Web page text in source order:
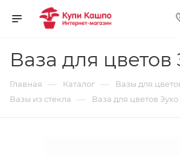
Ваза для цветов
Главная — Каталог — Вазы для
Вазы из стекла — Ваза для цветов Зухо